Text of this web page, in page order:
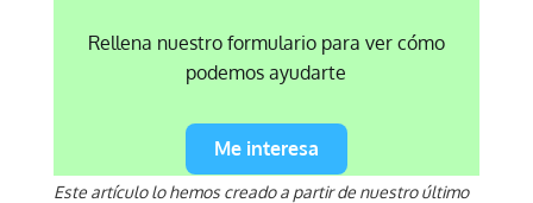
Rellena nuestro formulario para ver cómo
podemos ayudarte
Me interesa
Este artículo lo hemos creado a partir de nuestro último